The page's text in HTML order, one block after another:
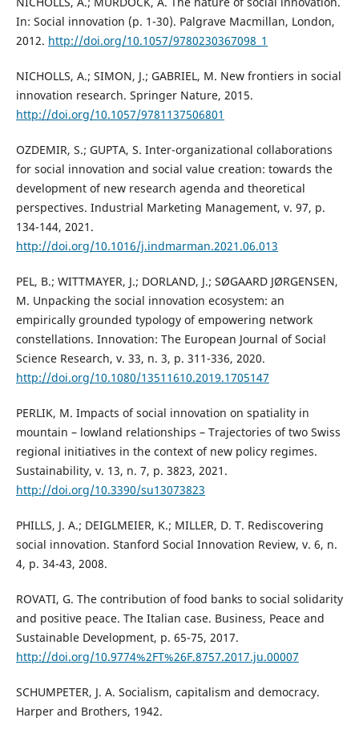
In: Social innovation (p. 1-30). Palgrave Macmillan, London,
2012. http://doi.org/10.1057/9780230367098_1
NICHOLLS, A.; SIMON, J.; GABRIEL, M. New frontiers in social
innovation research. Springer Nature, 2015.
http://doi.org/10.1057/9781137506801
OZDEMIR, S.; GUPTA, S. Inter-organizational collaborations
for social innovation and social value creation: towards the
development of new research agenda and theoretical
perspectives. Industrial Marketing Management, v. 97, p.
134-144, 2021.
http://doi.org/10.1016/j.indmarman.2021.06.013
PEL, B.; WITTMAYER, J.; DORLAND, J.; SØGAARD JØRGENSEN,
M. Unpacking the social innovation ecosystem: an
empirically grounded typology of empowering network
constellations. Innovation: The European Journal of Social
Science Research, v. 33, n. 3, p. 311-336, 2020.
http://doi.org/10.1080/13511610.2019.1705147
PERLIK, M. Impacts of social innovation on spatiality in
mountain – lowland relationships – Trajectories of two Swiss
regional initiatives in the context of new policy regimes.
Sustainability, v. 13, n. 7, p. 3823, 2021.
http://doi.org/10.3390/su13073823
PHILLS, J. A.; DEIGLMEIER, K.; MILLER, D. T. Rediscovering
social innovation. Stanford Social Innovation Review, v. 6, n.
4, p. 34-43, 2008.
ROVATI, G. The contribution of food banks to social solidarity
and positive peace. The Italian case. Business, Peace and
Sustainable Development, p. 65-75, 2017.
http://doi.org/10.9774%2FT%26F.8757.2017.ju.00007
SCHUMPETER, J. A. Socialism, capitalism and democracy.
Harper and Brothers, 1942.